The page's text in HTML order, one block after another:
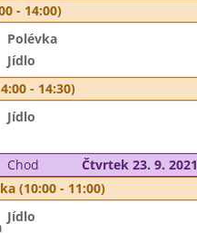
- 14:00)
Polévka
Jídlo
- 14:30)
Jídlo
Chod
Čtvrtek 23. 9. 2021
(10:00 - 11:00)
Jídlo